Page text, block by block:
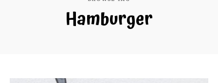
Hamburger